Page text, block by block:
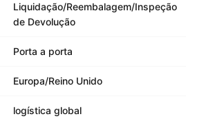
Liquidação/Reembalagem/Inspeção
de Devolução
Porta a porta
Europa/Reino Unido
logística global